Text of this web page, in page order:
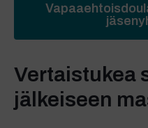
Vertaistukea
jälkeiseen